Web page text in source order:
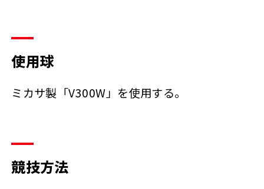
使用球
ミカサ製「V300W」を使用する。
競技方法